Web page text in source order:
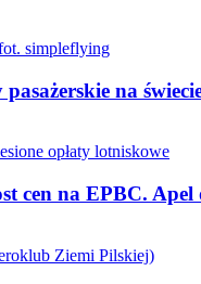
na
cen na EPBC.